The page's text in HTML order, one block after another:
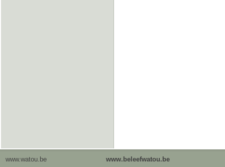
www.watou.be www.beleefwatou.be